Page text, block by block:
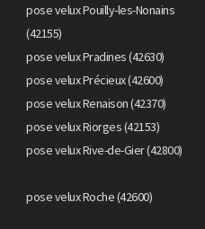
pose velux Pouilly-les-Nonains
(42155)
pose velux Pradines (42630)
pose velux Précieux (42600)
pose velux Renaison (42370)
pose velux Riorges (42153)
pose velux Rive-de-Gier (42800)
pose velux Roche (42600)